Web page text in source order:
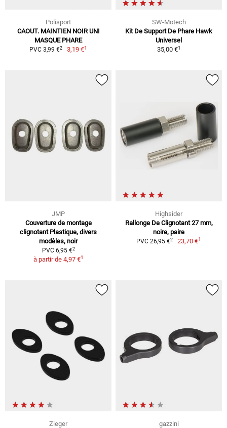
Polisport
CAOUT. MAINTIEN NOIR UNI
MASQUE PHARE
PVC 3,99 €2 3,19 €1
SW-Motech
Kit De Support De Phare Hawk
Universel
35,00 €1
JMP
Couverture de montage
clignotant Plastique, divers
modèles, noir
PVC 6,95 €2
à partir de 4,97 €1
Highsider
Rallonge De Clignotant 27 mm,
noire, paire
PVC 26,95 €2 23,70 €1
Zieger
gazzini